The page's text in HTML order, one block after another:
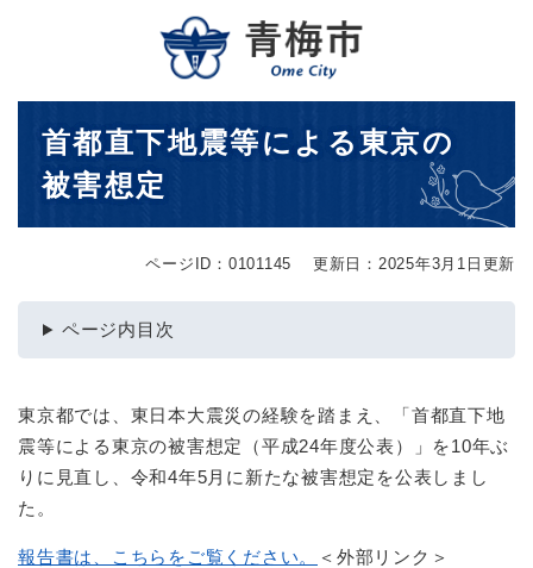
メニューを飛ばして本文へ
首都直下地震等による東京の
被害想定
ページID：0101145 更新日：2025年3月1日更新
ページ内目次
東京都では、東日本大震災の経験を踏まえ、「首都直下地
震等による東京の被害想定（平成24年度公表）」を10年ぶ
りに見直し、令和4年5月に新たな被害想定を公表しまし
た。
報告書は、こちらをご覧ください。 ＜外部リンク＞